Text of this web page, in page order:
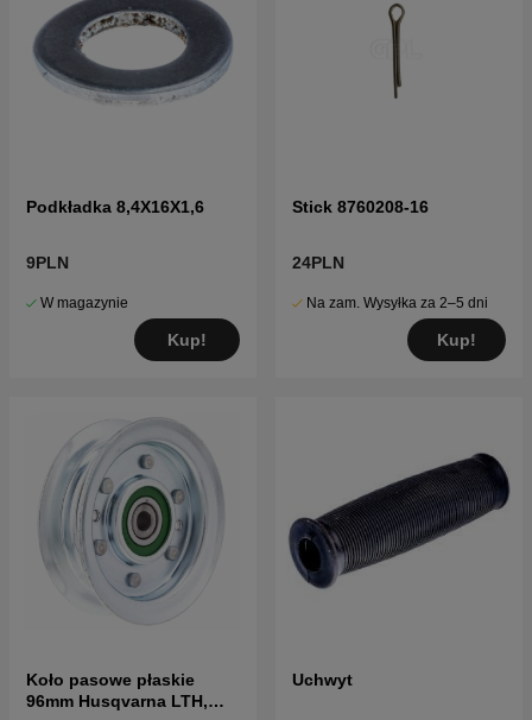
Podkładka 8,4X16X1,6
9PLN
W magazynie
Kup!
Stick 8760208-16
24PLN
Na zam. Wysyłka za 2–5 dni
Kup!
Koło pasowe płaskie
96mm Husqvarna LTH,
Uchwyt